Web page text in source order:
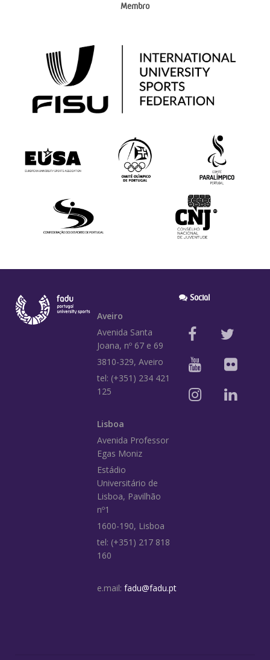
Membro
Aveiro
Avenida Santa
Joana, nº 67 e 69
3810-329, Aveiro
tel: (+351) 234 421
125
Lisboa
Avenida Professor
Egas Moniz
Estádio
Universitário de
Lisboa, Pavilhão
nº1
1600-190, Lisboa
tel: (+351) 217 818
160
e.mail: fadu@fadu.pt
Social